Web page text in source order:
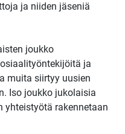
ja niiden jäseniä
joukko
ja
muita siirtyy uusien
Iso joukko jukolaisia
yhteistyötä rakennetaan